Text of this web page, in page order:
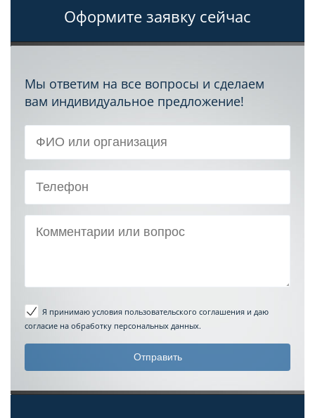
Оформите заявку сейчас
Мы ответим на все вопросы и сделаем
вам индивидуальное предложение!
Я принимаю условия пользовательского соглашения и даю
согласие на обработку персональных данных.